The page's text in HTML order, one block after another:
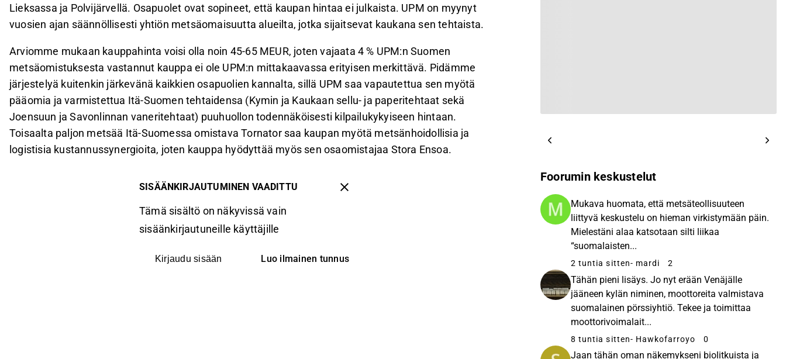
Lieksassa ja Polvijärvellä. Osapuolet ovat sopineet, että kaupan hintaa ei julkaista. UPM on myynyt
vuosien ajan säännöllisesti yhtiön metsäomaisuutta alueilta, jotka sijaitsevat kaukana sen tehtaista.
Arviomme mukaan kauppahinta voisi olla noin 45-65 MEUR, joten vajaata 4 % UPM:n Suomen
metsäomistuksesta vastannut kauppa ei ole UPM:n mittakaavassa erityisen merkittävä. Pidämme
järjestelyä kuitenkin järkevänä kaikkien osapuolien kannalta, sillä UPM saa vapautettua sen myötä
pääomia ja varmistettua Itä-Suomen tehtaidensa (Kymin ja Kaukaan sellu- ja paperitehtaat sekä
Joensuun ja Savonlinnan vaneritehtaat) puuhuollon todennäköisesti kilpailukykyiseen hintaan.
Toisaalta paljon metsää Itä-Suomessa omistava Tornator saa kaupan myötä metsänhoidollisia ja
logistisia kustannussynergioita, joten kauppa hyödyttää myös sen osaomistajaa Stora Ensoa.
SISÄÄNKIRJAUTUMINEN VAADITTU
Tämä sisältö on näkyvissä vain
sisäänkirjautuneille käyttäjille
Kirjaudu sisään Luo ilmainen tunnus
Foorumin keskustelut
Mukava huomata, että metsäteollisuuteen
liittyvä keskustelu on hieman virkistymään päin.
Mielestäni alaa katsotaan silti liikaa
“suomalaisten...
2 tuntia sitten- mardi 2
Tähän pieni lisäys. Jo nyt erään Venäjälle
jääneen kylän niminen, moottoreita valmistava
suomalainen pörssiyhtiö. Tekee ja toimittaa
moottorivoimalait...
8 tuntia sitten- Hawkofarroyo 0
Jaan tähän oman näkemykseni biolitkuista ja